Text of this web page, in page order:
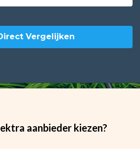
Vergelijken
aanbieder kiezen?